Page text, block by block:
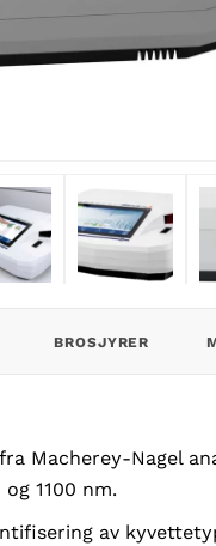
BROSJYRER
Macherey-Nagel
1100 nm.
av